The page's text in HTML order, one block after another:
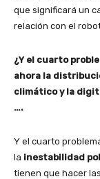
que significará un
relación con el
¿Y el cuarto
ahora la
climático y la
….
Y el cuarto
la inestabilidad
tienen que hacer